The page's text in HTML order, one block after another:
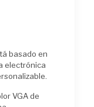
basado en
electrónica
VGA de